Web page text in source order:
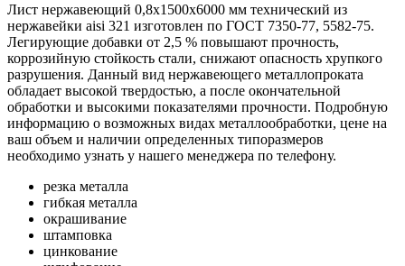
Лист нержавеющий 0,8х1500х6000 мм технический из
нержавейки aisi 321 изготовлен по ГОСТ 7350-77, 5582-75.
Легирующие добавки от 2,5 % повышают прочность,
коррозийную стойкость стали, снижают опасность хрупкого
разрушения. Данный вид нержавеющего металлопроката
обладает высокой твердостью, а после окончательной
обработки и высокими показателями прочности. Подробную
информацию о возможных видах металлообработки, цене на
ваш объем и наличии определенных типоразмеров
необходимо узнать у нашего менеджера по телефону.
резка металла
гибкая металла
окрашивание
штамповка
цинкование